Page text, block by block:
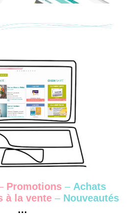
Promotions– Achats
à la vente – Nouveautés
…